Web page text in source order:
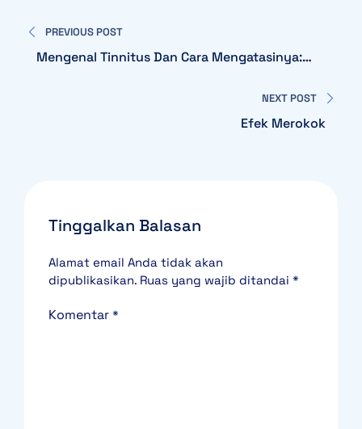
pos
PREVIOUS POST
Mengenal Tinnitus Dan Cara Mengatasinya:
NEXT POST
Efek Merokok
Tinggalkan Balasan
Alamat email Anda tidak akan
dipublikasikan. Ruas yang wajib ditandai *
Komentar *